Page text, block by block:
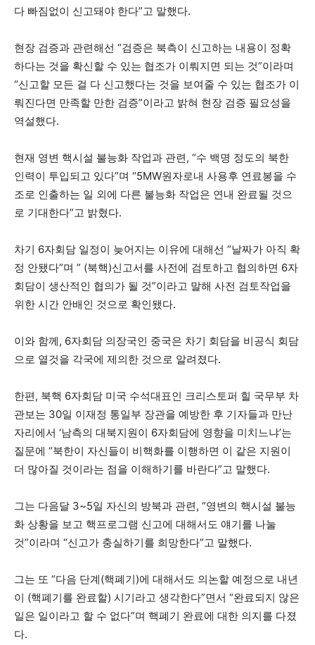
다 빠짐없이 신고돼야 한다”고 말했다.
현장 검증과 관련해선 “검증은 북측이 신고하는 내용이 정확
하다는 것을 확신할 수 있는 협조가 이뤄지면 되는 것”이라며
“신고할 모든 걸 다 신고했다는 것을 보여줄 수 있는 협조가 이
뤄진다면 만족할 만한 검증”이라고 밝혀 현장 검증 필요성을
역설했다.
현재 영변 핵시설 불능화 작업과 관련, “수 백명 정도의 북한
인력이 투입되고 있다”며 “5MW원자로내 사용후 연료봉을 수
조로 인출하는 일 외에 다른 불능화 작업은 연내 완료될 것으
로 기대한다”고 밝혔다.
차기 6자회담 일정이 늦어지는 이유에 대해선 “날짜가 아직 확
정 안됐다”며 ” (북핵)신고서를 사전에 검토하고 협의하면 6자
회담이 생산적인 협의가 될 것”이라고 말해 사전 검토작업을
위한 시간 안배인 것으로 확인됐다.
이와 함께, 6자회담 의장국인 중국은 차기 회담을 비공식 회담
으로 열것을 각국에 제의한 것으로 알려졌다.
한편, 북핵 6자회담 미국 수석대표인 크리스토퍼 힐 국무부 차
관보는 30일 이재정 통일부 장관을 예방한 후 기자들과 만난
자리에서 ‘남측의 대북지원이 6자회담에 영향을 미치느냐’는
질문에 “북한이 자신들이 비핵화를 이행하면 이 같은 지원이
더 많아질 것이라는 점을 이해하기를 바란다”고 말했다.
그는 다음달 3~5일 자신의 방북과 관련, “영변의 핵시설 불능
화 상황을 보고 핵프로그램 신고에 대해서도 얘기를 나눌
것”이라며 “신고가 충실하기를 희망한다”고 말했다.
그는 또 “다음 단계(핵폐기)에 대해서도 의논할 예정으로 내년
이 (핵폐기를 완료할) 시기라고 생각한다”면서 “완료되지 않은
일은 일이라고 할 수 없다”며 핵폐기 완료에 대한 의지를 다졌
다.